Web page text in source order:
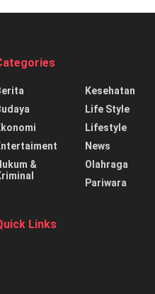
&
Kesehatan
Life Style
Lifestyle
News
Olahraga
Pariwara
Links